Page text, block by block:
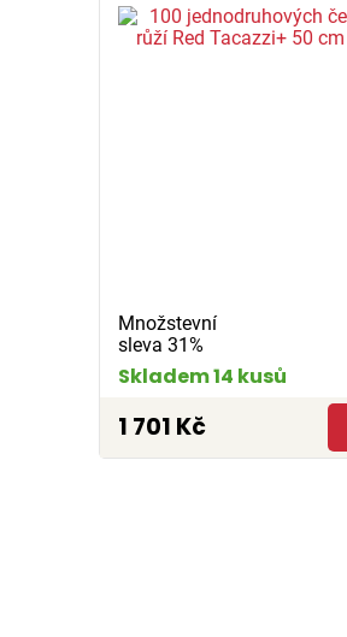
Množstevní
sleva 31%
Skladem 14 kusů
1 701 Kč